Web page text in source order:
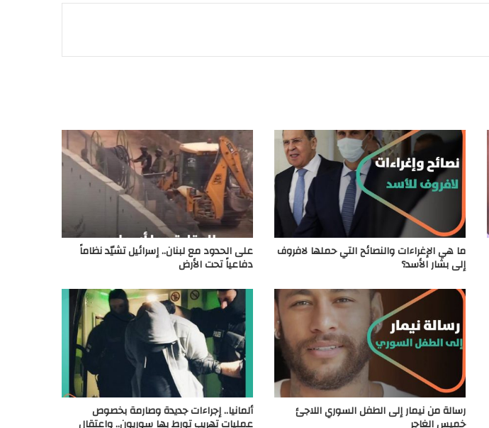
ما هي الإغراءات والنصائح التي حملها لافروف
إلى بشار الأسد؟
على الحدود مع لبنان.. إسرائيل تشيّد نظاماً
دفاعياً تحت الأرض
رسالة من نيمار إلى الطفل السوري اللاجئ
خميس الغاجر
ألمانيا.. إجراءات جديدة وصارمة بخصوص
عمليات تهريب تورط بها سوريون.. واعتقال